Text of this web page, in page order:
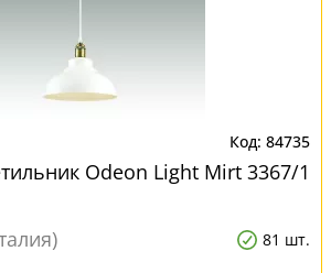
84735
Odeon Light Mirt 3367/1
81 шт.